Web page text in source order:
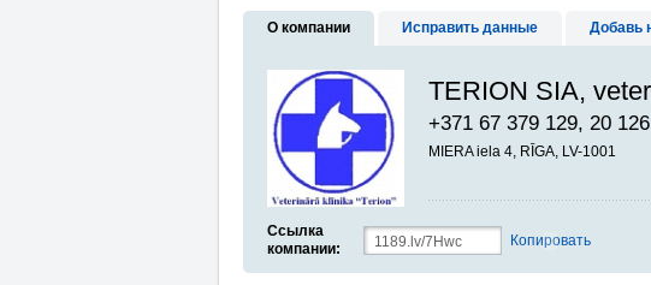
О компании Исправить данные Добавь
TERION SIA,
+371 67 379 129, 20
MIERA iela 4, RĪGA, LV-1001
Ссылка
компании:
Копировать